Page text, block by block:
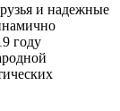
и надежные
году